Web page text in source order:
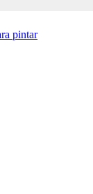
pintar